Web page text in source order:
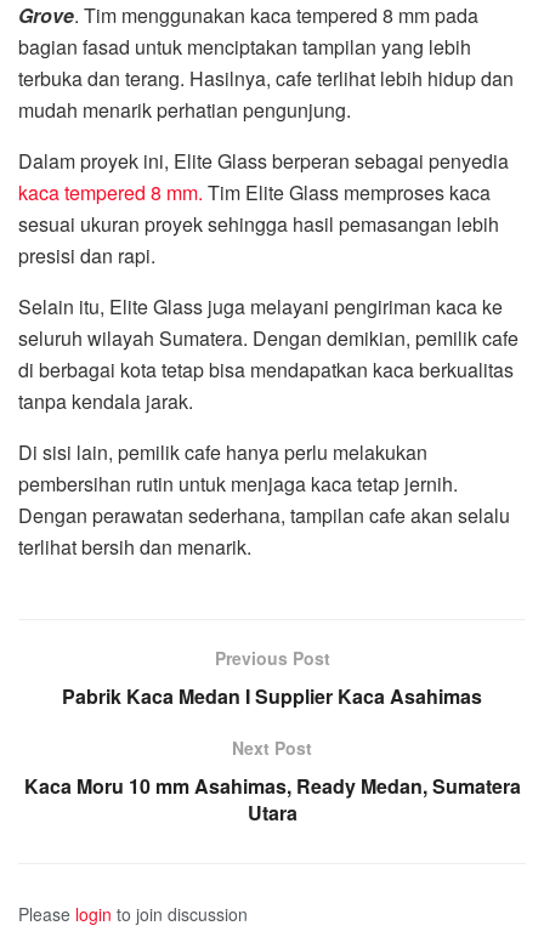
Grove. Tim menggunakan kaca tempered 8 mm pada
bagian fasad untuk menciptakan tampilan yang lebih
terbuka dan terang. Hasilnya, cafe terlihat lebih hidup dan
mudah menarik perhatian pengunjung.
Dalam proyek ini, Elite Glassberperan sebagai penyedia
kaca tempered 8 mm. Tim Elite Glass memproses kaca
sesuai ukuran proyek sehingga hasil pemasangan lebih
presisi dan rapi.
Selain itu, Elite Glass juga melayani pengiriman kaca ke
seluruh wilayah Sumatera. Dengan demikian, pemilik cafe
di berbagai kota tetap bisa mendapatkan kaca berkualitas
tanpa kendala jarak.
Di sisi lain, pemilik cafe hanya perlu melakukan
pembersihan rutin untuk menjaga kaca tetap jernih.
Dengan perawatan sederhana, tampilan cafe akan selalu
terlihat bersih dan menarik.
Previous Post
Pabrik Kaca Medan I Supplier Kaca Asahimas
Next Post
Kaca Moru 10 mm Asahimas, Ready Medan, Sumatera
Utara
Please login to join discussion